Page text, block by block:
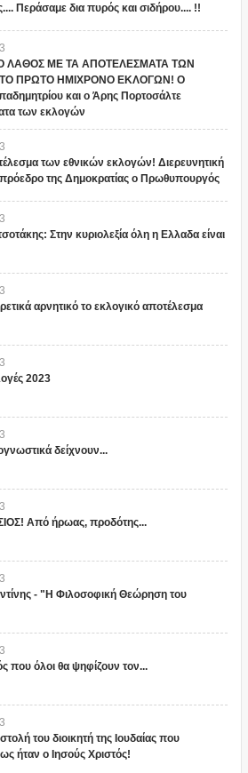
Περάσαμε δια πυρός και σιδήρου.... !!
ΛΑΘΟΣ ΜΕ ΤΑ ΑΠΟΤΕΛΕΣΜΑΤΑ ΤΩΝ
ΠΡΩΤΟ ΗΜΙΧΡΟΝΟ ΕΚΛΟΓΩΝ! Ο
και ο Άρης Πορτοσάλτε
των εκλογών
των εθνικών εκλογών! Διερευνητική
της Δημοκρατίας ο Πρωθυπουργός
Στην κυριολεξία όλη η Ελλαδα είναι
αρνητικό το εκλογικό αποτέλεσμα
2023
δείχνουν...
Από ήρωας, προδότης...
- "Η Φιλοσοφική Θεώρηση του
που όλοι θα ψηφίζουν τον...
του διοικητή της Ιουδαίας που
ήταν ο Ιησούς Χριστός!